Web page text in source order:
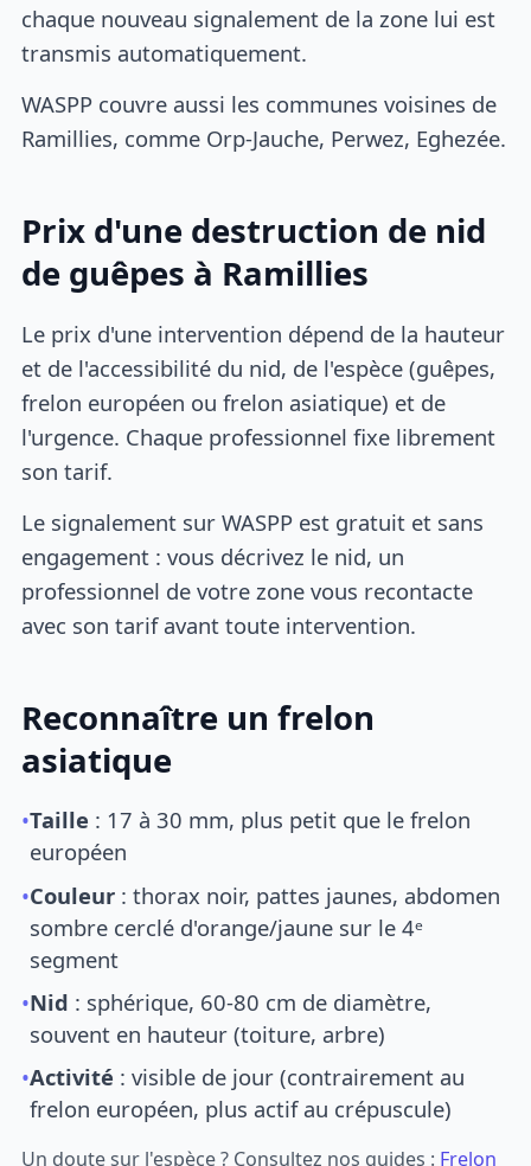
chaque nouveau signalement de la zone lui est
transmis automatiquement.
WASPP couvre aussi les communes voisines de
Ramillies, comme Orp-Jauche, Perwez, Eghezée.
Prix d'une destruction de nid
de guêpes à Ramillies
Le prix d'une intervention dépend de la hauteur
et de l'accessibilité du nid, de l'espèce (guêpes,
frelon européen ou frelon asiatique) et de
l'urgence. Chaque professionnel fixe librement
son tarif.
Le signalement sur WASPP est gratuit et sans
engagement : vous décrivez le nid, un
professionnel de votre zone vous recontacte
avec son tarif avant toute intervention.
Reconnaître un frelon
asiatique
•Taille : 17 à 30 mm, plus petit que le frelon
européen
•Couleur : thorax noir, pattes jaunes, abdomen
sombre cerclé d'orange/jaune sur le 4ᵉ
segment
•Nid : sphérique, 60-80 cm de diamètre,
souvent en hauteur (toiture, arbre)
•Activité : visible de jour (contrairement au
frelon européen, plus actif au crépuscule)
Un doute sur l'espèce ? Consultez nos guides : Frelon